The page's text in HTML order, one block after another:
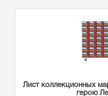
Лист коллекционных
герою